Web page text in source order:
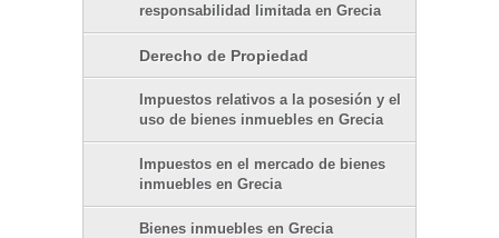
responsabilidad limitada en Grecia
Derecho de Propiedad
Impuestos relativos a la posesión y el
uso de bienes inmuebles en Grecia
Impuestos en el mercado de bienes
inmuebles en Grecia
Bienes inmuebles en Grecia